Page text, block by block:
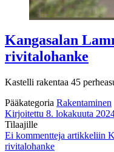
Kangasalan
rivitalohanke
Kastelli rakentaa 45
Pääkategoria Rakentaminen
Kirjoitettu 8. lokakuuta
Tilaajille
Ei kommentteja artikkeliin
rivitalohanke